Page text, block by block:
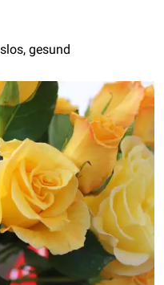
gesund